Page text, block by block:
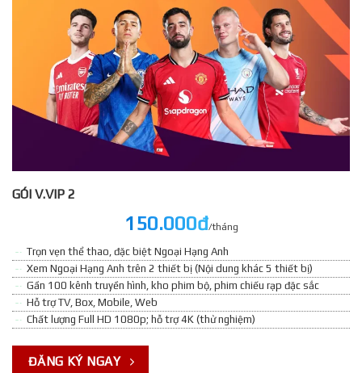
GÓI V.VIP 2
150.000đ/tháng
Trọn vẹn thể thao, đặc biệt Ngoại Hạng Anh
Xem Ngoại Hạng Anh trên 2 thiết bị (Nội dung khác 5 thiết bị)
Gần 100 kênh truyền hình, kho phim bộ, phim chiếu rạp đặc sắc
Hỗ trợ TV, Box, Mobile, Web
Chất lượng Full HD 1080p; hỗ trợ 4K (thử nghiệm)
ĐĂNG KÝ NGAY